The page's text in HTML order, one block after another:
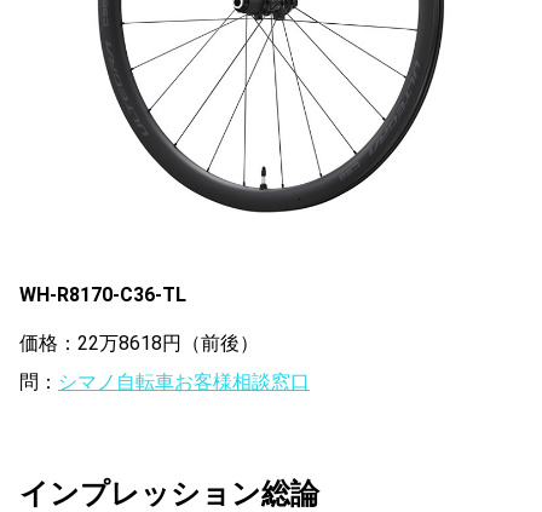
WH-R8170-C36-TL
価格：22万8618円（前後）
問： シマノ自転車お客様相談窓口
インプレッション総論